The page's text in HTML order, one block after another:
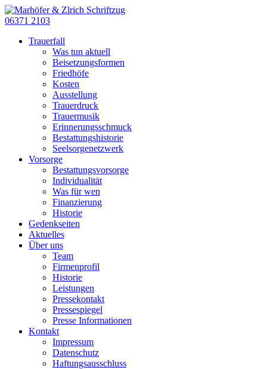
06371 2103
Trauerfall
Was tun aktuell
Beisetzungsformen
Friedhöfe
Kosten
Ausstellung
Trauerdruck
Trauermusik
Erinnerungsschmuck
Bestattungshistorie
Seelsorgenetzwerk
Vorsorge
Bestattungsvorsorge
Individualität
Was für wen
Finanzierung
Historie
Gedenkseiten
Aktuelles
Über uns
Team
Firmenprofil
Historie
Leistungen
Pressekontakt
Pressespiegel
Presse Informationen
Kontakt
Impressum
Datenschutz
Haftungsausschluss